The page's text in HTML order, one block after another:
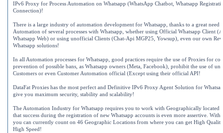
IPv6 Proxy for Process Automation on Whatsapp (WhatsApp Chatbot, Whatsapp
Connection)!
There is a large industry of automation development for Whatsapp, thanks to a great need
Automation of several processes with Whatsapp, whether using Official Whatsapp Client
Whatsapp Web) or using unofficial Clients (Chat-Api MGP25, Yowsup), even our own
Whatsapp solutions!
In all Automation processes for Whatsapp, good practices require the use of Proxies for
prevention of possible bans, as Whatsapp owners (Meta, Facebook), prohibit the use of
Customers or even Customer Automation official (Except using their official API!
DataFat Proxies has the most perfect and Definitive IPv6 Proxy Agent Solution for
give you maximum security, stability and scalability!
The Automation Industry for Whatsapp requires you to work with Geographically located
that success during the registration of new Whatsapp accounts is even more assertive. With
you can currently count on 46 Geographic Locations from where you can get High
High Speed!